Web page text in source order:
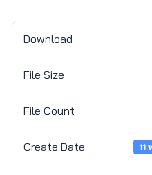
Download
File Size
File Count
Create Date 11